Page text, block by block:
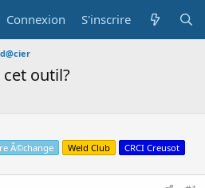
Connexion S'inscrire
outil?
Ã©change Weld Club CRCI Creusot